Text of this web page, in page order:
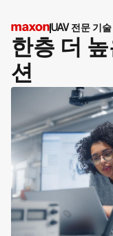
UAV 전문 기술
한층 더
션